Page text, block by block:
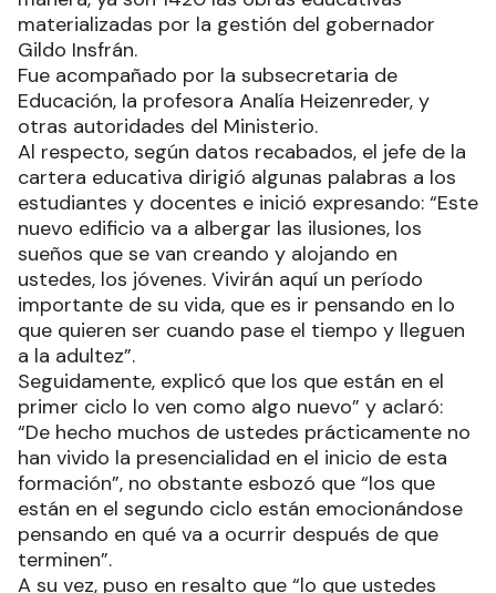
materializadas por la gestión del gobernador
Gildo Insfrán.
Fue acompañado por la subsecretaria de
Educación, la profesora Analía Heizenreder, y
otras autoridades del Ministerio.
Al respecto, según datos recabados, el jefe de la
cartera educativa dirigió algunas palabras a los
estudiantes y docentes e inició expresando: “Este
nuevo edificio va a albergar las ilusiones, los
sueños que se van creando y alojando en
ustedes, los jóvenes. Vivirán aquí un período
importante de su vida, que es ir pensando en lo
que quieren ser cuando pase el tiempo y lleguen
a la adultez”.
Seguidamente, explicó que los que están en el
primer ciclo lo ven como algo nuevo” y aclaró:
“De hecho muchos de ustedes prácticamente no
han vivido la presencialidad en el inicio de esta
formación”, no obstante esbozó que “los que
están en el segundo ciclo están emocionándose
pensando en qué va a ocurrir después de que
terminen”.
A su vez, puso en resalto que “lo que ustedes